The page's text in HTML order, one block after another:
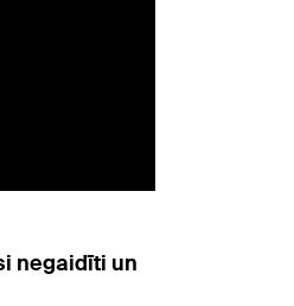
negaidīti un